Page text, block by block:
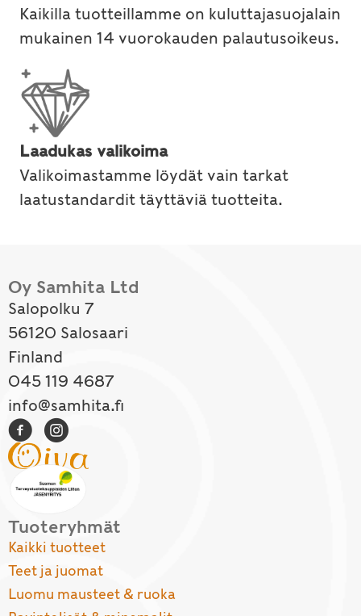
Kaikilla tuotteillamme on kuluttajasuojalain
mukainen 14 vuorokauden palautusoikeus.
Laadukas valikoima
Valikoimastamme löydät vain tarkat
laatustandardit täyttäviä tuotteita.
Oy Samhita Ltd
Salopolku 7
56120 Salosaari
Finland
045 119 4687
info@samhita.fi
Tuoteryhmät
Kaikki tuotteet
Teet ja juomat
Luomu mausteet & ruoka